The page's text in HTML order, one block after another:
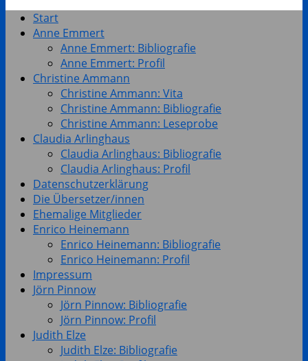
Start
Anne Emmert
Anne Emmert: Bibliografie
Anne Emmert: Profil
Christine Ammann
Christine Ammann: Vita
Christine Ammann: Bibliografie
Christine Ammann: Leseprobe
Claudia Arlinghaus
Claudia Arlinghaus: Bibliografie
Claudia Arlinghaus: Profil
Datenschutzerklärung
Die Übersetzer/innen
Ehemalige Mitglieder
Enrico Heinemann
Enrico Heinemann: Bibliografie
Enrico Heinemann: Profil
Impressum
Jörn Pinnow
Jörn Pinnow: Bibliografie
Jörn Pinnow: Profil
Judith Elze
Judith Elze: Bibliografie